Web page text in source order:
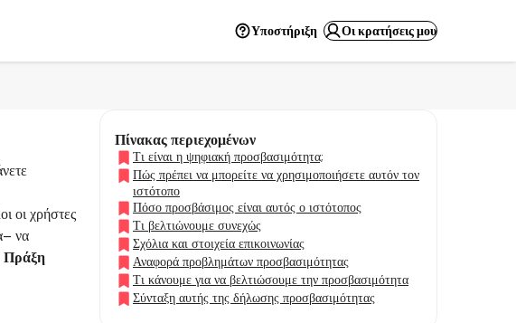
Υποστήριξη Οι κρατήσεις μου
οι χρήστες
να
Πράξη
Πίνακας περιεχομένων
Τι είναι η ψηφιακή προσβασιμότητα;
Πώς πρέπει να μπορείτε να χρησιμοποιήσετε αυτόν τον
ιστότοπο
Πόσο προσβάσιμος είναι αυτός ο ιστότοπος
Τι βελτιώνουμε συνεχώς
Σχόλια και στοιχεία επικοινωνίας
Αναφορά προβλημάτων προσβασιμότητας
Τι κάνουμε για να βελτιώσουμε την προσβασιμότητα
Σύνταξη αυτής της δήλωσης προσβασιμότητας